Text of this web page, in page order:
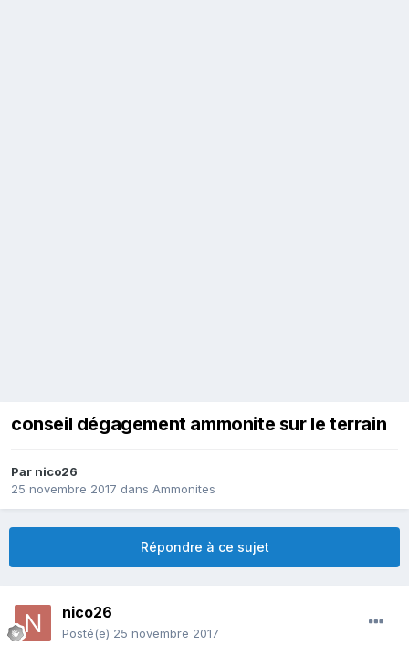
conseil dégagement ammonite sur le terrain
Par nico26
25 novembre 2017 dans Ammonites
Répondre à ce sujet
nico26
Posté(e) 25 novembre 2017